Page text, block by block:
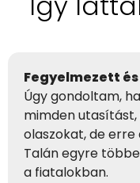
Fegyelmezett
Úgy gondoltam,
mimden
olaszokat, de
Talán egyre
a fiatalokban.